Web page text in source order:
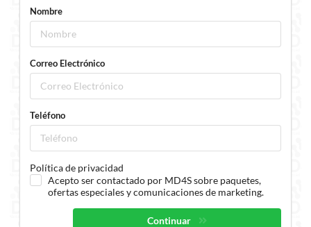
Nombre
Correo Electrónico
Teléfono
Política de privacidad
Acepto ser contactado por MD4S sobre paquetes,
ofertas especiales y comunicaciones de marketing.
Continuar